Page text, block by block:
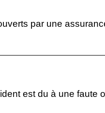
par une
est du à une faute